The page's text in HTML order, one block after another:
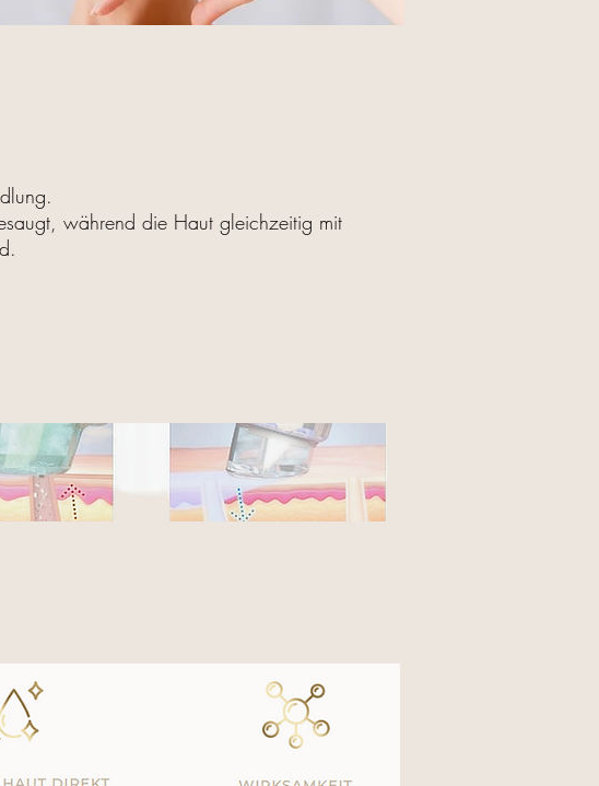
während die Haut gleichzeitig mit